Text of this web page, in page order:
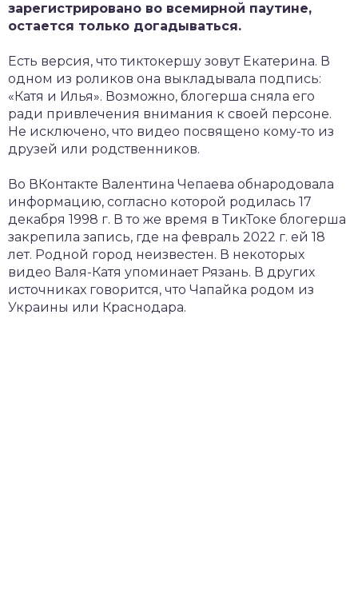
зарегистрировано во всемирной паутине,
остается только догадываться.
Есть версия, что тиктокершу зовут Екатерина. В
одном из роликов она выкладывала подпись:
«Катя и Илья». Возможно, блогерша сняла его
ради привлечения внимания к своей персоне.
Не исключено, что видео посвящено кому-то из
друзей или родственников.
Во ВКонтакте Валентина Чепаева обнародовала
информацию, согласно которой родилась 17
декабря 1998 г. В то же время в ТикТоке блогерша
закрепила запись, где на февраль 2022 г. ей 18
лет. Родной город неизвестен. В некоторых
видео Валя-Катя упоминает Рязань. В других
источниках говорится, что Чапайка родом из
Украины или Краснодара.